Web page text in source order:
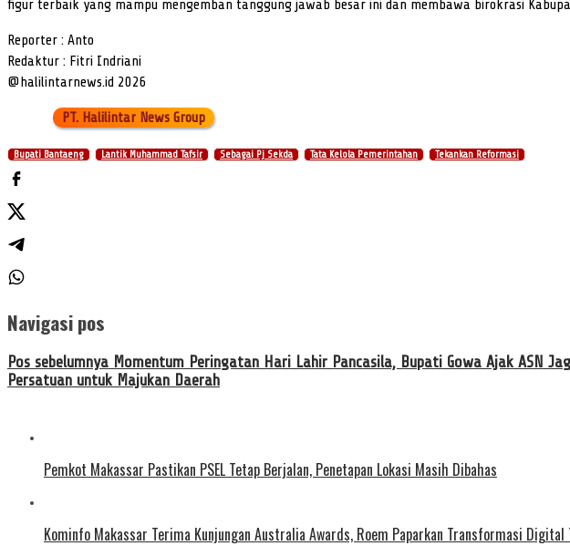
figur terbaik yang mampu mengemban tanggung jawab besar ini dan membawa birokrasi
Reporter : Anto
Redaktur : Fitri Indriani
@halilintarnews.id 2026
PT. Halilintar News Group
Bupati Bantaeng Lantik Muhammad Tafsir Sebagai Pj Sekda Tata Kelola Pemerintahan Tekankan Reformasi
Navigasi pos
Pos sebelumnya Momentum Peringatan Hari Lahir Pancasila, Bupati Gowa Ajak ASN
Persatuan untuk Majukan Daerah
Pemkot Makassar Pastikan PSEL Tetap Berjalan, Penetapan Lokasi Masih Dibahas
Kominfo Makassar Terima Kunjungan Australia Awards, Roem Paparkan Transformasi Digital